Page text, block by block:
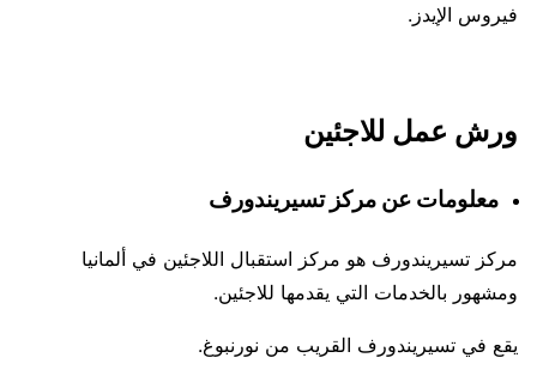
فيروس الإيدز.
ورش عمل للاجئين
معلومات عن مركز تسيريندورف
مركز تسيريندورف هو مركز استقبال اللاجئين في ألمانيا
ومشهور بالخدمات التي يقدمها للاجئين.
يقع في تسيريندورف القريب من نورنبوغ.